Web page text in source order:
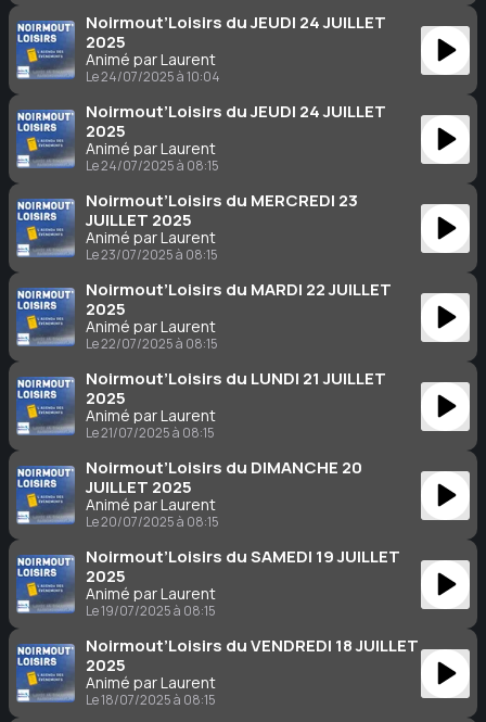
Noirmout’Loisirs du JEUDI 24 JUILLET
2025
Animé par Laurent
Le 24/07/2025 à 10:04
Noirmout’Loisirs du JEUDI 24 JUILLET
2025
Animé par Laurent
Le 24/07/2025 à 08:15
Noirmout’Loisirs du MERCREDI 23
JUILLET 2025
Animé par Laurent
Le 23/07/2025 à 08:15
Noirmout’Loisirs du MARDI 22 JUILLET
2025
Animé par Laurent
Le 22/07/2025 à 08:15
Noirmout’Loisirs du LUNDI 21 JUILLET
2025
Animé par Laurent
Le 21/07/2025 à 08:15
Noirmout’Loisirs du DIMANCHE 20
JUILLET 2025
Animé par Laurent
Le 20/07/2025 à 08:15
Noirmout’Loisirs du SAMEDI 19 JUILLET
2025
Animé par Laurent
Le 19/07/2025 à 08:15
Noirmout’Loisirs du VENDREDI 18 JUILLET
2025
Animé par Laurent
Le 18/07/2025 à 08:15